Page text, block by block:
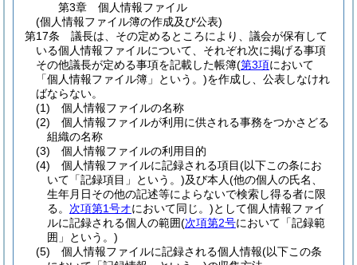
第3章
個人情報ファイル
(個人情報ファイル簿の作成及び公表)
第17条
議長は、その定めるところにより、議会が保有して
いる個人情報ファイルについて、それぞれ次に掲げる事項
その他議長が定める事項を記載した帳簿(第3項において
「個人情報ファイル簿」という。)を作成し、公表しなけれ
ばならない。
(1)
個人情報ファイルの名称
(2)
個人情報ファイルが利用に供される事務をつかさどる
組織の名称
(3)
個人情報ファイルの利用目的
(4)
個人情報ファイルに記録される項目(以下この条にお
いて「記録項目」という。)及び本人(他の個人の氏名、
生年月日その他の記述等によらないで検索し得る者に限
る。 次項第1号オにおいて同じ。)として個人情報ファイ
ルに記録される個人の範囲(次項第2号において「記録範
囲」という。)
(5)
個人情報ファイルに記録される個人情報(以下この条